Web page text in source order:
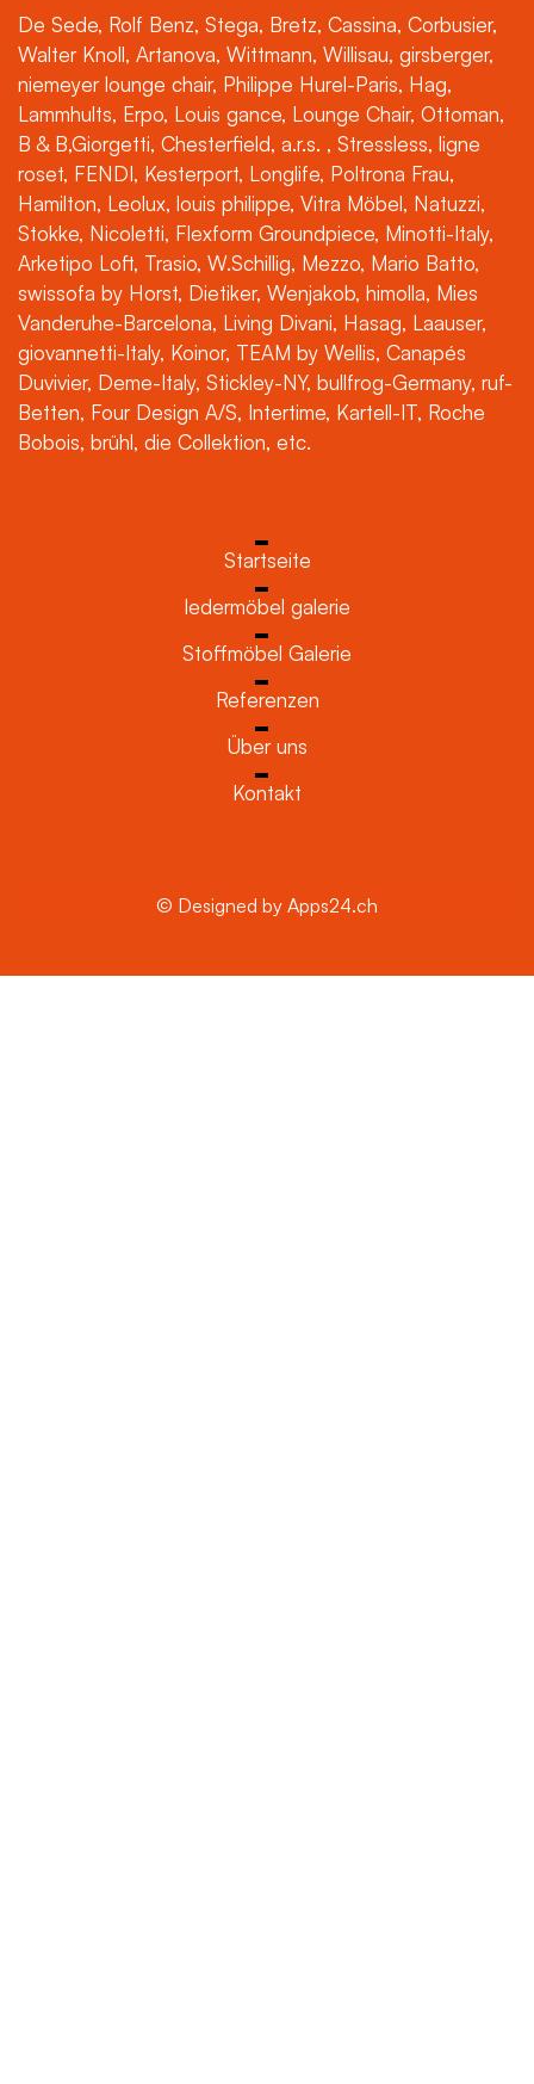
De Sede, Rolf Benz, Stega, Bretz, Cassina, Corbusier,
Walter Knoll, Artanova, Wittmann, Willisau, girsberger,
niemeyer lounge chair, Philippe Hurel-Paris, Hag,
Lammhults, Erpo, Louis gance, Lounge Chair, Ottoman,
B & B,Giorgetti, Chesterfield, a.r.s. , Stressless, ligne
roset, FENDI, Kesterport, Longlife, Poltrona Frau,
Hamilton, Leolux, louis philippe, Vitra Möbel, Natuzzi,
Stokke, Nicoletti, Flexform Groundpiece, Minotti-Italy,
Arketipo Loft, Trasio, W.Schillig, Mezzo, Mario Batto,
swissofa by Horst, Dietiker, Wenjakob, himolla, Mies
Vanderuhe-Barcelona, Living Divani, Hasag, Laauser,
giovannetti-Italy, Koinor, TEAM by Wellis, Canapés
Duvivier, Deme-Italy, Stickley-NY, bullfrog-Germany, ruf-
Betten, Four Design A/S, Intertime, Kartell-IT, Roche
Bobois, brühl, die Collektion, etc.
Startseite
ledermöbel galerie
Stoffmöbel Galerie
Referenzen
Über uns
Kontakt
© Designed by Apps24.ch